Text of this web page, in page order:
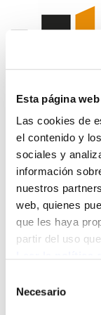
Esta página
Las cookies de
el contenido y
sociales y
información
nuestros
web, quienes
que les haya
partir del uso
Necesario
Landeia
02
ateratzeko
PROPIO Jone
gabe
los convenios